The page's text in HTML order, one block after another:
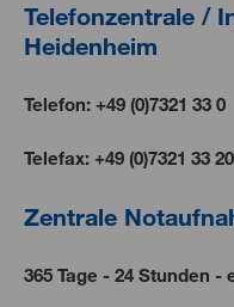
Telefonzentrale /
Heidenheim
Telefon: +49 (0)7321 33 0
Telefax: +49 (0)7321 33
Zentrale
365 Tage - 24 Stunden